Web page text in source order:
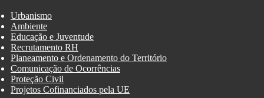
Urbanismo
Ambiente
Educação e Juventude
Recrutamento RH
Planeamento e Ordenamento do Território
Comunicação de Ocorrências
Proteção Civil
Projetos Cofinanciados pela UE